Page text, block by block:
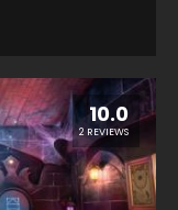
10.0
2 REVIEWS